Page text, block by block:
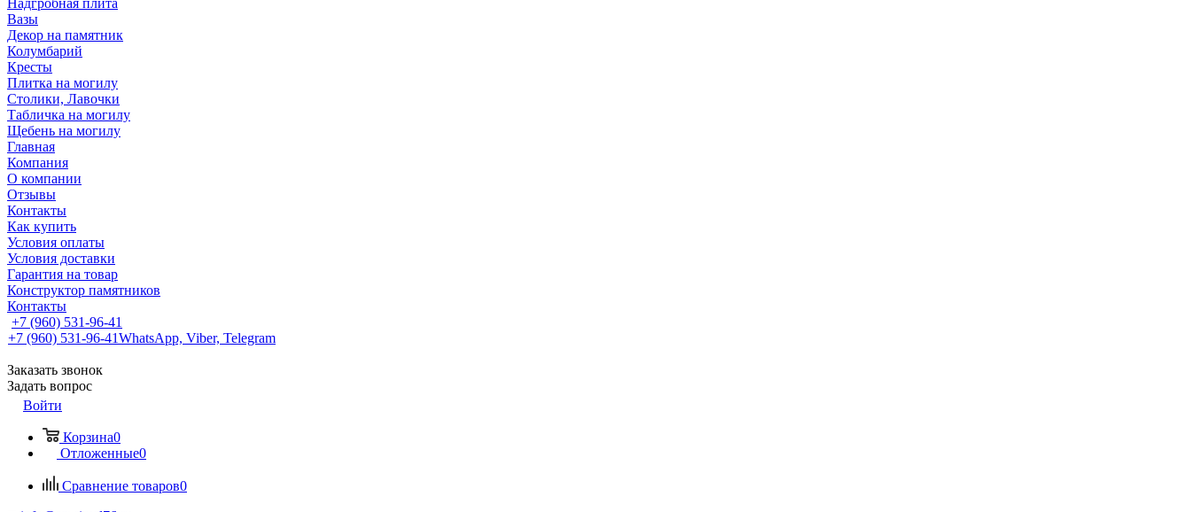
Надгробная плита
Вазы
Декор на памятник
Колумбарий
Кресты
Плитка на могилу
Столики, Лавочки
Табличка на могилу
Щебень на могилу
Главная
Компания
О компании
Отзывы
Контакты
Как купить
Условия оплаты
Условия доставки
Гарантия на товар
Конструктор памятников
Контакты
+7 (960) 531-96-41
+7 (960) 531-96-41WhatsApp, Viber, Telegram
Заказать звонок
Задать вопрос
Войти
Корзина0
Отложенные0
Сравнение товаров0